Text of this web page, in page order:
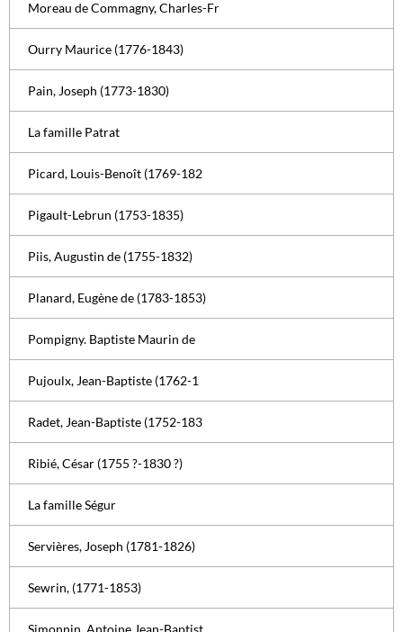
Moreau de Commagny, Charles-Fr
Ourry Maurice (1776-1843)
Pain, Joseph (1773-1830)
La famille Patrat
Picard, Louis-Benoît (1769-182
Pigault-Lebrun (1753-1835)
Piis, Augustin de (1755-1832)
Planard, Eugène de (1783-1853)
Pompigny. Baptiste Maurin de
Pujoulx, Jean-Baptiste (1762-1
Radet, Jean-Baptiste (1752-183
Ribié, César (1755 ?-1830 ?)
La famille Ségur
Servières, Joseph (1781-1826)
Sewrin, (1771-1853)
Simonnin, Antoine Jean-Baptist